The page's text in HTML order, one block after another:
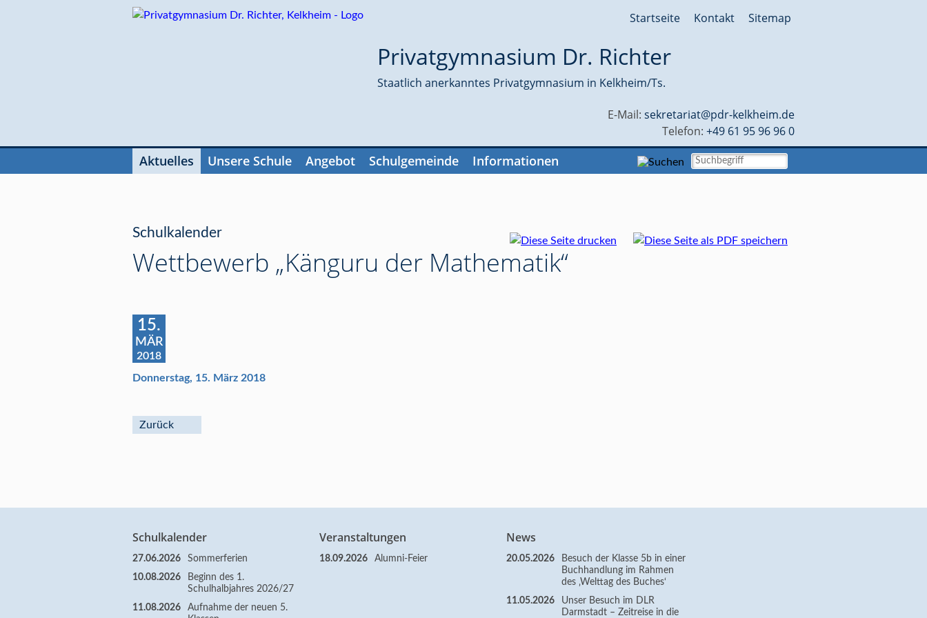
Navigation
Sitemap
Kontakt
Startseite
Privatgymnasium Dr. Richter
Staatlich anerkanntes Privatgymnasium in Kelkheim/Ts.
E-Mail: sekretariat@pdr-kelkheim.de
Telefon: +49 61 95 96 96 0
überspringen
Aktuelles Unsere Schule Angebot Schulgemeinde Informationen
Schulkalender
Wettbewerb „Känguru der Mathematik“
15.
MÄR
2018
Donnerstag, 15. März 2018
Zurück
Schulkalender
27.06.2026
Sommerferien
10.08.2026
Beginn des 1.
Schulhalbjahres 2026/27
11.08.2026
Aufnahme der neuen 5.
Veranstaltungen
18.09.2026 Alumni-Feier
News
20.05.2026
Besuch der Klasse 5b in einer
Buchhandlung im Rahmen
des ‚Welttag des Buches‘
11.05.2026
Unser Besuch im DLR
Darmstadt – Zeitreise in die